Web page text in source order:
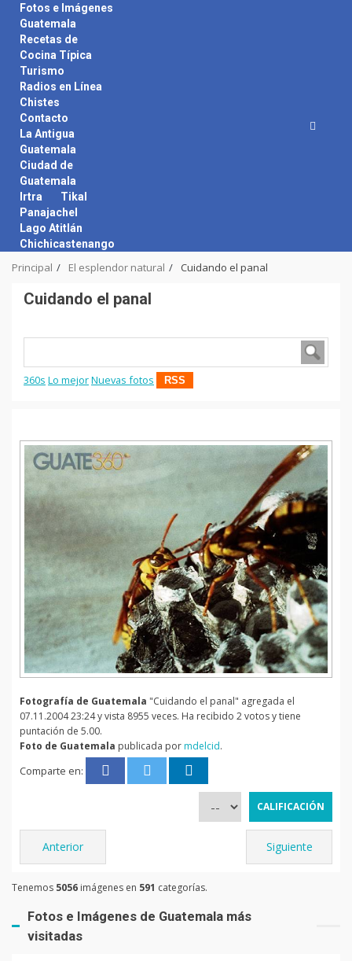
content
Fotos e Imágenes
Guatemala
Recetas de
Cocina Típica
Turismo
Radios en Línea
Chistes
Contacto
La Antigua
Guatemala
Ciudad de
Guatemala
Irtra
Tikal
Panajachel
Lago Atitlán
Chichicastenango
Principal El esplendor natural Cuidando el panal
Cuidando el panal
360s Lo mejorNuevas fotos RSS
Fotografía de Guatemala "Cuidando el panal" agregada el
07.11.2004 23:24 y vista 8955 veces. Ha recibido 2 votos y tiene
puntación de 5.00.
Foto de Guatemala publicada pormdelcid.
Comparte en:
Anterior Siguiente
Tenemos 5056 imágenes en 591 categorías.
Fotos e Imágenes de Guatemala más
visitadas